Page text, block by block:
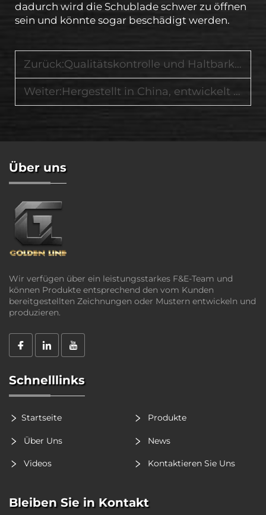
dadurch wird die Schublade schwer zu öffnen
sein und könnte sogar beschädigt werden.
Zurück:Qualitätskontrolle und Haltbarkeitstests in unserer Garage-Speicherproduktlinie
Weiter:Hergestellt in China, entwickelt für die Welt – Unser Engagement für globale Standards
Über uns
Wir verfügen über ein leistungsstarkes F&E-Team und
können Produkte entsprechend den vom Kunden
bereitgestellten Zeichnungen oder Mustern entwickeln und
produzieren.
Schnelllinks
Startseite Produkte
Über Uns News
Videos Kontaktieren Sie Uns
Bleiben Sie in Kontakt